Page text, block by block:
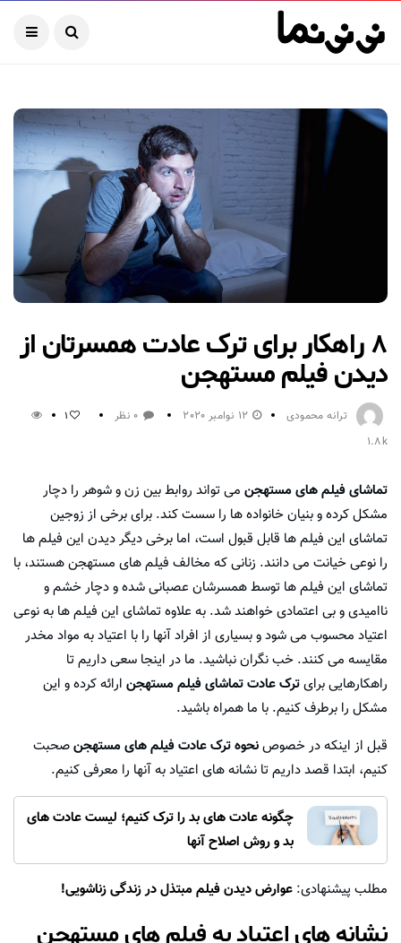
۸ راهکار برای ترک عادت همسرتان از
دیدن فیلم مستهجن
ترانه محمودی 12 نوامبر 2020 0 نظر 1
1.8k
تماشای فیلم های مستهجن می تواند روابط بین زن و شوهر را دچار
مشکل کرده و بنیان خانواده ها را سست کند. برای برخی از زوجین
تماشای این فیلم ها قابل قبول است، اما برخی دیگر دیدن این فیلم ها
را نوعی خیانت می دانند. زنانی که مخالف فیلم های مستهجن هستند، با
تماشای این فیلم ها توسط همسرشان عصبانی شده و دچار خشم و
ناامیدی و بی اعتمادی خواهند شد. به علاوه تماشای این فیلم ها به نوعی
اعتیاد محسوب می شود و بسیاری از افراد آنها را با اعتیاد به مواد مخدر
مقایسه می کنند. خب نگران نباشید. ما در اینجا سعی داریم تا
راهکارهایی برایترک عادت تماشای فیلم مستهجن ارائه کرده و این
مشکل را برطرف کنیم. با ما همراه باشید.
قبل از اینکه در خصوصنحوه ترک عادت فیلم های مستهجنصحبت
کنیم، ابتدا قصد داریم تا نشانه های اعتیاد به آنها را معرفی کنیم.
چگونه عادت های بد را ترک کنیم؛ لیست عادت های
بد و روش اصلاح آنها
مطلب پیشنهادی: عوارض دیدن فیلم مبتذل در زندگی زناشویی!
نشانه های اعتیاد به فیلم های مستهجن